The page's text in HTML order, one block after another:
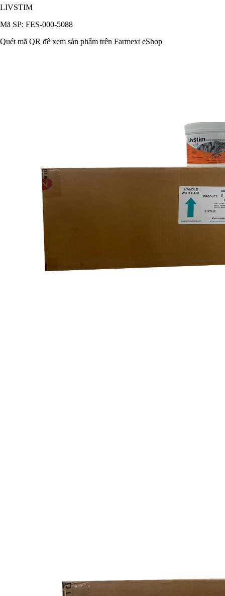
LIVSTIM
Mã SP: FES-000-5088
Quét mã QR để xem sản phẩm trên Farmext eShop